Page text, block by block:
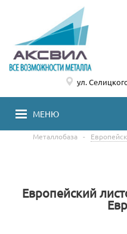
МЕНЮ
ул.
Металлобаза -
Европейский